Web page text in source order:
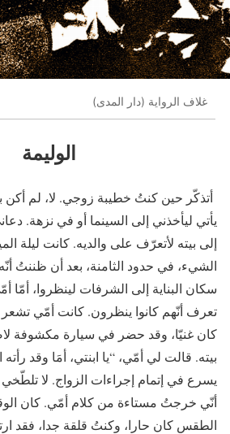
غلاف الرواية (دار المدى)
الوليمة
أتذكّر حين كنتُ خطيبة زوجي. لا، لم أكن
يأتي ليأخذني إلى السينما أو في نزهة.
إلى بيته لأتعرّف على والديه. كانت ليلة
الشيء، في حدود الثامنة، بعد أن ظننتُ
سكان البناية إلى الشرفات لينظروا، أمّا
تعرف أنّهم كانوا ينظرون. كانت أمّي تشعر
كان غنيّا، وقد حضر في سيارة مكشوفة
بيته. قالت لي أمّي، “يا ابنتي، أمَا وقد رأته
يسرع في إتمام إجراءات الزواج. لا تلطّخي
أنّي خرجتُ مستاءة من كلام أمّي. كان
الطقس كان حارا، وكنتُ قلقة جدا، فقد